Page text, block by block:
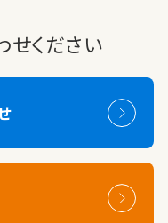
せください